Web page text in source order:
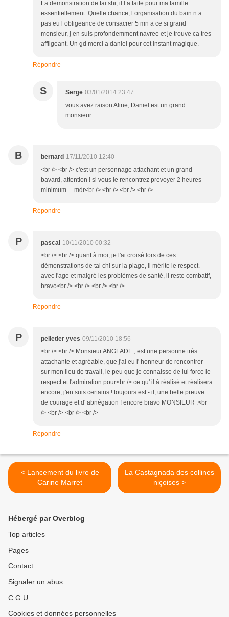
La demonstration de tai shi, il l a faite pour ma famille
essentiellement. Quelle chance, l organisation du bain n a
pas eu l obligeance de consacrer 5 mn a ce si grand
monsieur, j en suis profondemment navree et je trouve ca tres
affligeant. Un gd merci a daniel pour cet instant magique.
Répondre
S Serge 03/01/2014 23:47
vous avez raison Aline, Daniel est un grand
monsieur
B bernard 17/11/2010 12:40
<br /> <br /> c'est un personnage attachant et un grand
bavard, attention ! si vous le rencontrez prevoyer 2 heures
minimum ... mdr<br /> <br /> <br /> <br />
Répondre
P pascal 10/11/2010 00:32
<br /> <br /> quant à moi, je l'ai croisé lors de ces
démonstrations de tai chi sur la plage, il mérite le respect.
avec l'age et malgré les problèmes de santé, il reste combatif,
bravo<br /> <br /> <br /> <br />
Répondre
P pelletier yves 09/11/2010 18:56
<br /> <br /> Monsieur ANGLADE , est une personne très
attachante et agréable, que j'ai eu l' honneur de rencontrer
sur mon lieu de travail, le peu que je connaisse de lui force le
respect et l'admiration pour<br /> ce qu' il à réalisé et réalisera
encore, j'en suis certains ! toujours est - il, une belle preuve
de courage et d' abnégation ! encore bravo MONSIEUR .<br
/> <br /> <br /> <br />
Répondre
< Lancement du livre de
Carine Marret
La Castagnada des collines
niçoises >
Hébergé par Overblog
Top articles
Pages
Contact
Signaler un abus
C.G.U.
Cookies et données personnelles